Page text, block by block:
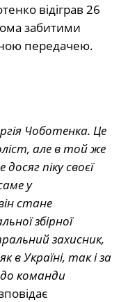
відіграв 26
забитими
передачею.
Чоботенка. Це
але в той же
піку своєї
у
стане
збірної
захисник,
в Україні, так і за
команди